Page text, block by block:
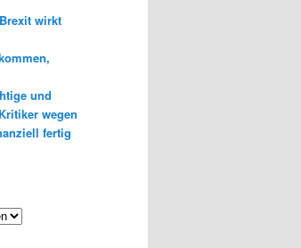
wirkt
und
wegen
fertig